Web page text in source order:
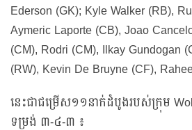
Ederson (GK); Kyle Walker (RB),
Aymeric Laporte (CB), Joao
(CM), Rodri (CM), Ilkay Gundogan
(RW), Kevin De Bruyne (CF),
នេះជាជម្រើស១១នាក់ដំបូងរបស់ក្រុម
ទម្រង់ ៣-៤-៣ ៖